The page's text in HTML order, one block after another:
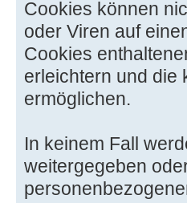
Cookies können
oder Viren auf
Cookies
erleichtern und die
ermöglichen.
In keinem Fall
weitergegeben